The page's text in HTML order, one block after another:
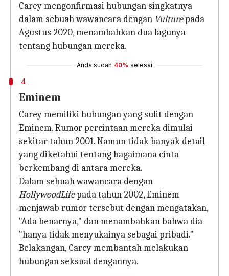
Carey mengonfirmasi hubungan singkatnya
dalam sebuah wawancara dengan Vulturepada
Agustus 2020, menambahkan dua lagunya
tentang hubungan mereka.
Anda sudah 40% selesai
4
Eminem
Carey memiliki hubungan yang sulit dengan
Eminem. Rumor percintaan mereka dimulai
sekitar tahun 2001. Namun tidak banyak detail
yang diketahui tentang bagaimana cinta
berkembang di antara mereka.
Dalam sebuah wawancara dengan
HollywoodLifepada tahun 2002, Eminem
menjawab rumor tersebut dengan mengatakan,
"Ada benarnya," dan menambahkan bahwa dia
"hanya tidak menyukainya sebagai pribadi."
Belakangan, Carey membantah melakukan
hubungan seksual dengannya.